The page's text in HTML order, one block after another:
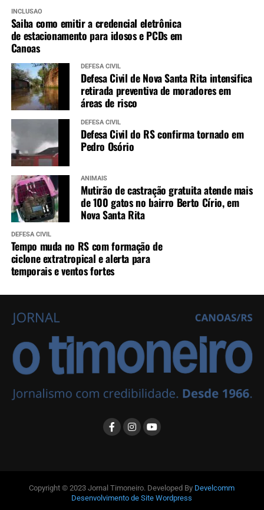
INCLUSÃO
Saiba como emitir a credencial eletrônica
de estacionamento para idosos e PCDs em
Canoas
DEFESA CIVIL
Defesa Civil de Nova Santa Rita intensifica
retirada preventiva de moradores em
áreas de risco
DEFESA CIVIL
Defesa Civil do RS confirma tornado em
Pedro Osório
ANIMAIS
Mutirão de castração gratuita atende mais
de 100 gatos no bairro Berto Círio, em
Nova Santa Rita
DEFESA CIVIL
Tempo muda no RS com formação de
ciclone extratropical e alerta para
temporais e ventos fortes
Copyright © 2023 Jornal Timoneiro. Developed By Develcomm
Desenvolvimento de Site Wordpress